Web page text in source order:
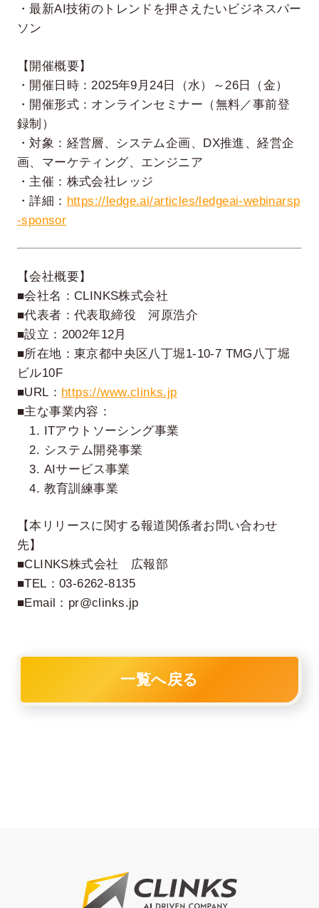
・最新AI技術のトレンドを押さえたいビジネスパー
ソン
【開催概要】
・開催日時：2025年9月24日（水）～26日（金）
・開催形式：オンラインセミナー（無料／事前登
録制）
・対象：経営層、システム企画、DX推進、経営企
画、マーケティング、エンジニア
・主催：株式会社レッジ
・詳細： https://ledge.ai/articles/ledgeai-webinarsp
-sponsor
【会社概要】
■会社名：CLINKS株式会社
■代表者：代表取締役 河原浩介
■設立：2002年12月
■所在地：東京都中央区八丁堀1-10-7 TMG八丁堀
ビル10F
■URL： https://www.clinks.jp
■主な事業内容：
1. ITアウトソーシング事業
2. システム開発事業
3. AIサービス事業
4. 教育訓練事業
【本リリースに関する報道関係者お問い合わせ
先】
■CLINKS株式会社 広報部
■TEL：03-6262-8135
■Email：pr@clinks.jp
一覧へ戻る